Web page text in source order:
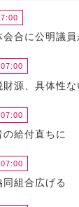
会合に公明議員
財源、具体性な
の給付直ちに
同組合広げる